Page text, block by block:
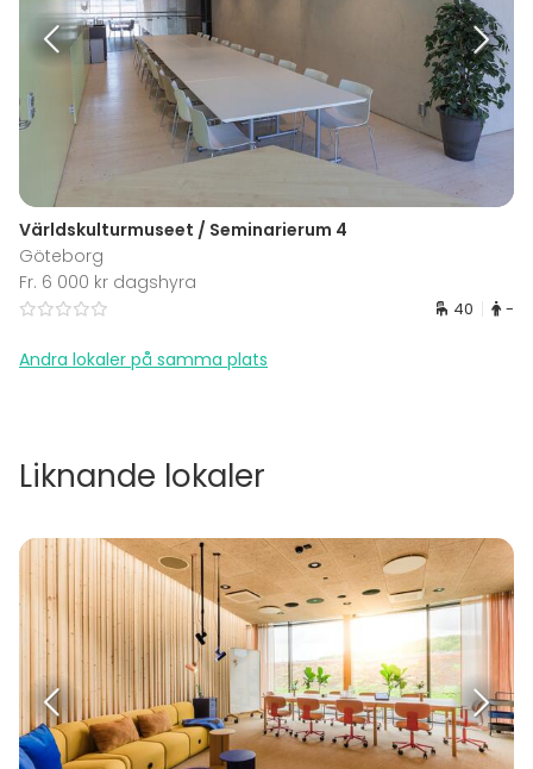
Världskulturmuseet / Seminarierum 4
Göteborg
Fr. 6 000 kr dagshyra
40 -
Andra lokaler på samma plats
Liknande lokaler